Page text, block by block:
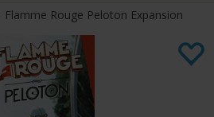
Flamme Rouge Peloton Expansion